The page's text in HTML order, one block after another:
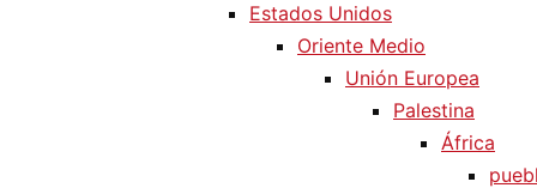
Estados Unidos
Oriente Medio
Unión Europea
Palestina
África